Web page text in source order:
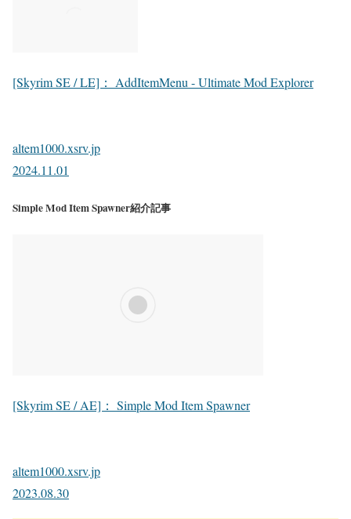
[Skyrim SE / LE]： AddItemMenu - Ultimate Mod Explorer
altem1000.xsrv.jp
2024.11.01
Simple Mod Item Spawner紹介記事
[Skyrim SE / AE]： Simple Mod Item Spawner
altem1000.xsrv.jp
2023.08.30